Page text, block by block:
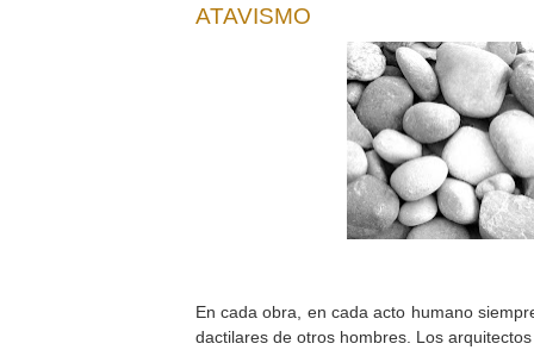
ATAVISMO
En cada obra, en cada acto humano
dactilares de otros hombres. Los